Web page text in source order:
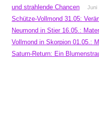
und strahlende Chancen
Juni
Schütze-Vollmond 31.05:
Neumond in Stier 16.05.:
Vollmond in Skorpion 01.05.:
Saturn-Return: Ein